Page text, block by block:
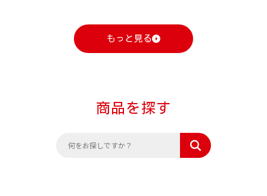
もっと見る
商品を探す